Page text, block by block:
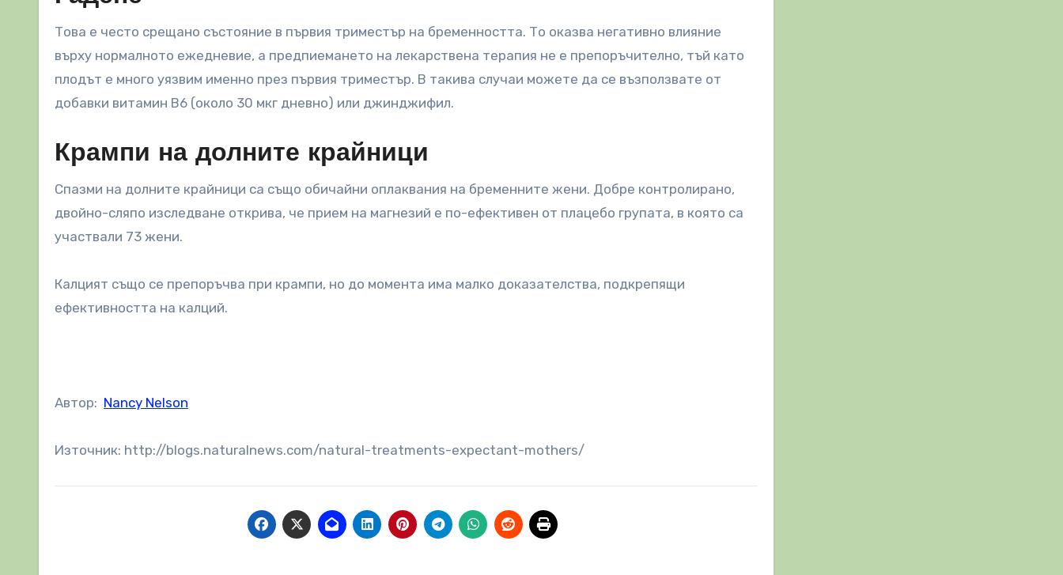
Това е често срещано състояние в първия триместър на бременността. То оказва негативно влияние
върху нормалното ежедневие, а предпиемането на лекарствена терапия не е препоръчително, тъй като
плодът е много уязвим именно през първия триместър. В такива случаи можете да се възползвате от
добавки витамин B6 (около 30 мкг дневно) или джинджифил.
Крампи на долните крайници
Спазми на долните крайници са също обичайни оплаквания на бременните жени. Добре контролирано,
двойно-сляпо изследване открива, че прием на магнезий е по-ефективен от плацебо групата, в която са
участвали 73 жени.
Калцият също се препоръчва при крампи, но до момента има малко доказателства, подкрепящи
ефективността на калций.
Автор: Nancy Nelson
Източник: http://blogs.naturalnews.com/natural-treatments-expectant-mothers/